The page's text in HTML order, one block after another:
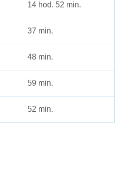
14 hod. 52 min.
37 min.
48 min.
59 min.
52 min.